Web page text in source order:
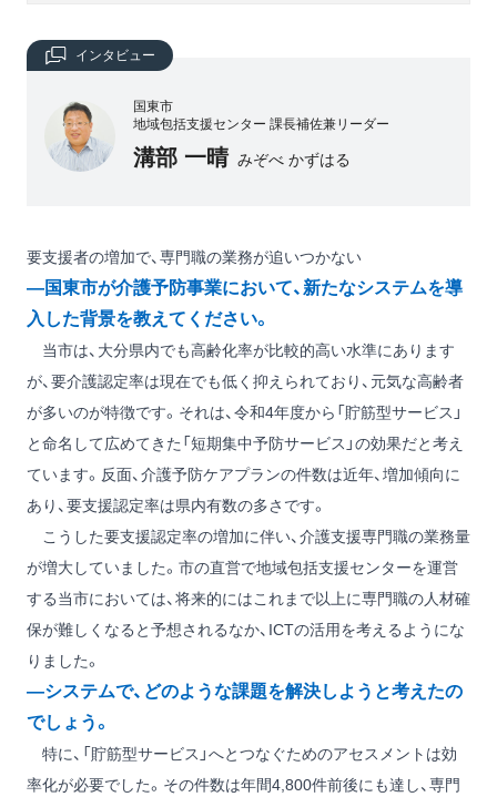
インタビュー
国東市
地域包括支援センター 課長補佐兼リーダー
溝部 一晴 みぞべ かずはる
要支援者の増加で、専門職の業務が追いつかない
―国東市が介護予防事業において、新たなシステムを導
入した背景を教えてください。
当市は、大分県内でも高齢化率が比較的高い水準にあります
が、要介護認定率は現在でも低く抑えられており、元気な高齢者
が多いのが特徴です。それは、令和4年度から「貯筋型サービス」
と命名して広めてきた「短期集中予防サービス」の効果だと考え
ています。反面、介護予防ケアプランの件数は近年、増加傾向に
あり、要支援認定率は県内有数の多さです。
こうした要支援認定率の増加に伴い、介護支援専門職の業務量
が増大していました。市の直営で地域包括支援センターを運営
する当市においては、将来的にはこれまで以上に専門職の人材確
保が難しくなると予想されるなか、ICTの活用を考えるようにな
りました。
―システムで、どのような課題を解決しようと考えたの
でしょう。
特に、「貯筋型サービス」へとつなぐためのアセスメントは効
率化が必要でした。その件数は年間4,800件前後にも達し、専門